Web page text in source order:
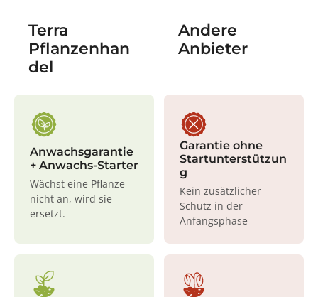
Terra
Pflanzenhan
del
Andere
Anbieter
Anwachsgarantie
+ Anwachs-Starter
Wächst eine Pflanze
nicht an, wird sie
ersetzt.
Garantie ohne
Startunterstützun
g
Kein zusätzlicher
Schutz in der
Anfangsphase